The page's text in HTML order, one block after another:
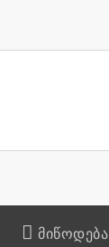
მიწოდება